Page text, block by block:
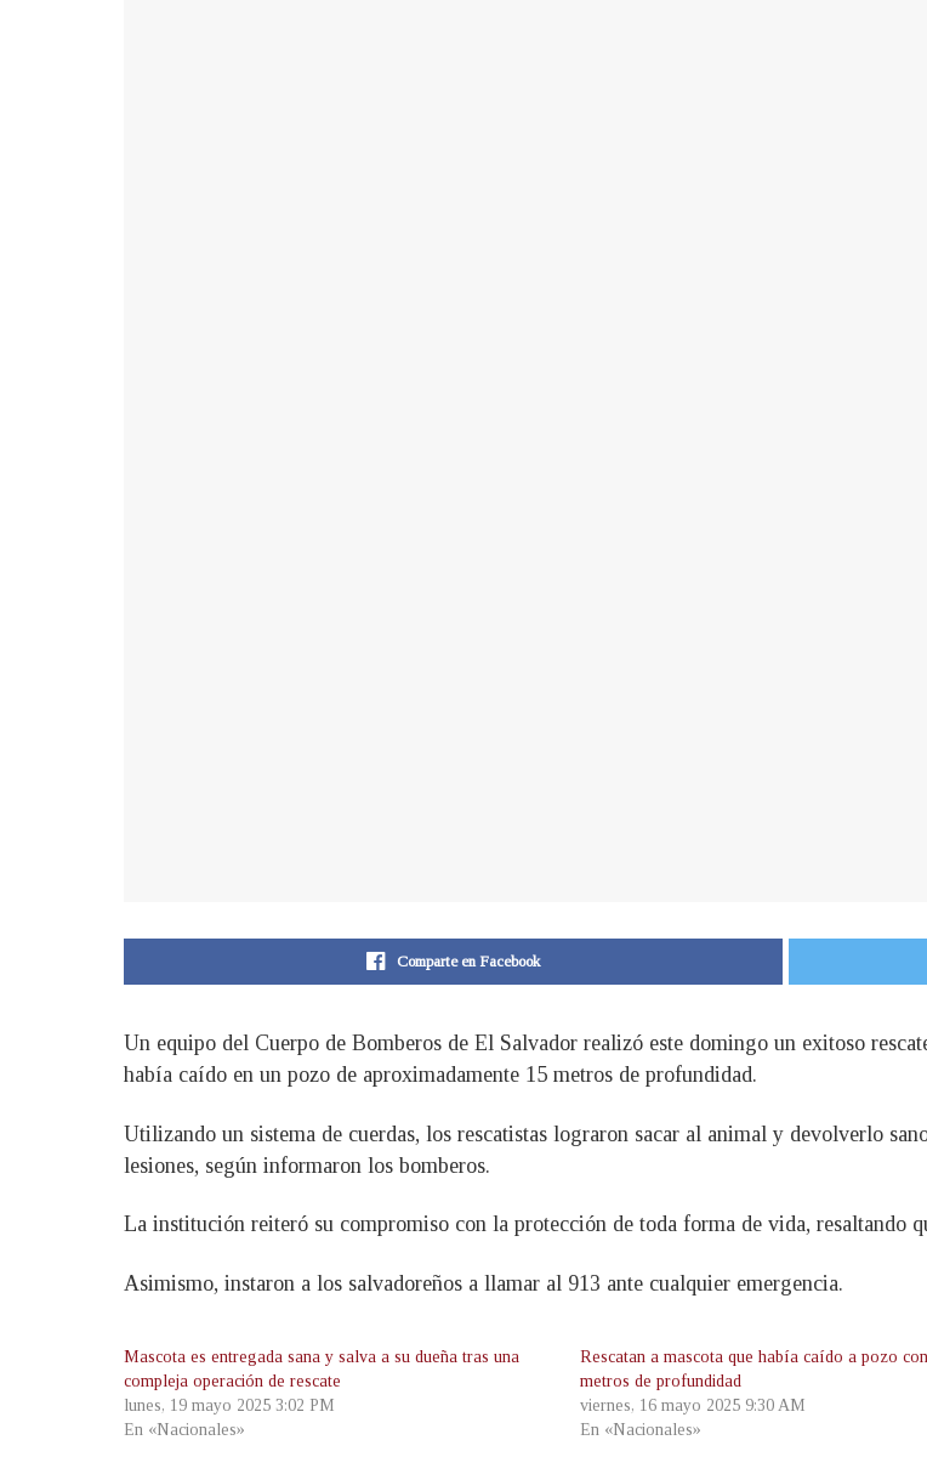
Comparte en Facebook
Un equipo del Cuerpo de Bomberos de El Salvador realizó este domingo un exitoso
había caído en un pozo de aproximadamente 15 metros de profundidad.
Utilizando un sistema de cuerdas, los rescatistas lograron sacar al animal y devolverlo
lesiones, según informaron los bomberos.
La institución reiteró su compromiso con la protección de toda forma de vida, resaltando
Asimismo, instaron a los salvadoreños a llamar al 913 ante cualquier emergencia.
Mascota es entregada sana y salva a su dueña tras una
compleja operación de rescate
lunes, 19 mayo 2025 3:02 PM
En «Nacionales»
Rescatan a mascota que había caído a pozo
metros de profundidad
viernes, 16 mayo 2025 9:30 AM
En «Nacionales»